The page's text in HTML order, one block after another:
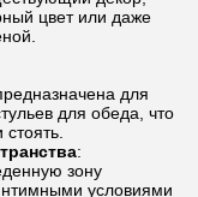
цвет или даже
для
для обеда, что
:
зону
условиями